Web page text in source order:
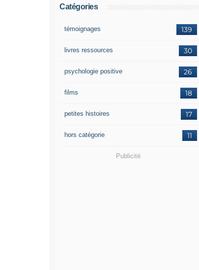
Catégories
139
témoignages
30
livres ressources
26
psychologie positive
18
films
17
petites histoires
11
hors catégorie
Publicité